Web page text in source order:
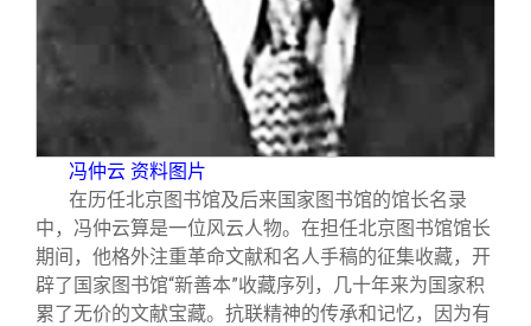
理事会名单
制度法规
联系我们
冯仲云 资料图片
在历任北京图书馆及后来国家图书馆的馆长名录
中，冯仲云算是一位风云人物。在担任北京图书馆馆长
期间，他格外注重革命文献和名人手稿的征集收藏，开
辟了国家图书馆“新善本”收藏序列，几十年来为国家积
累了无价的文献宝藏。抗联精神的传承和记忆，因为有